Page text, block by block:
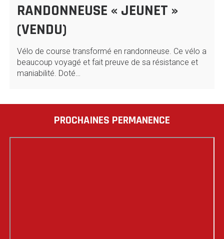
RANDONNEUSE « JEUNET »
(VENDU)
Vélo de course transformé en randonneuse. Ce vélo a
beaucoup voyagé et fait preuve de sa résistance et
maniabilité. Doté…
PROCHAINES PERMANENCE